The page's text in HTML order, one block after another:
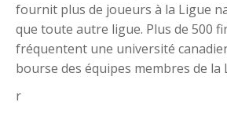
fournit plus de joueurs à la Ligue
que toute autre ligue. Plus de 500
fréquentent une université
bourse des équipes membres de la
r